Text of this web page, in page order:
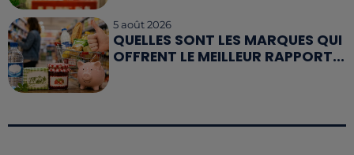
5 août 2026
QUELLES SONT LES MARQUES QUI
OFFRENT LE MEILLEUR RAPPORT...